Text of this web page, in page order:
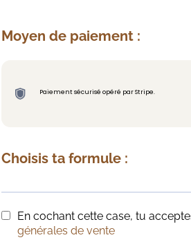
Moyen de paiement :
Paiement sécurisé opéré par Stripe.
Choisis ta formule :
En cochant cette case, tu
générales de vente